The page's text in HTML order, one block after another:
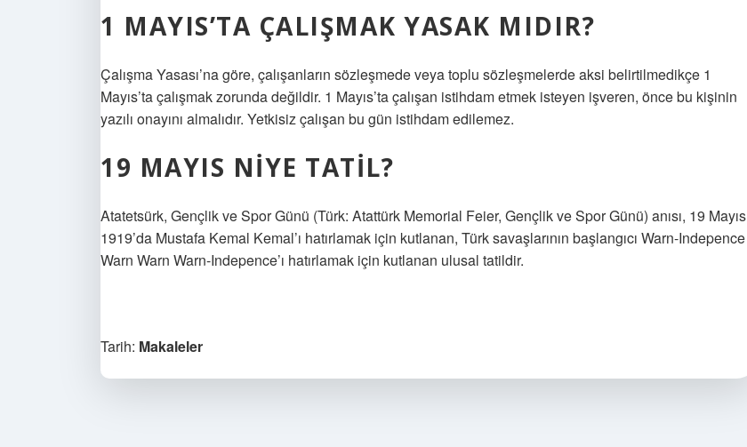
1 MAYIS’TA ÇALIŞMAK YASAK MIDIR?
Çalışma Yasası’na göre, çalışanların sözleşmede veya toplu sözleşmelerde aksi belirtilmedikçe 1
Mayıs’ta çalışmak zorunda değildir. 1 Mayıs’ta çalışan istihdam etmek isteyen işveren, önce bu kişinin
yazılı onayını almalıdır. Yetkisiz çalışan bu gün istihdam edilemez.
19 MAYIS NIYE TATIL?
Atatetsürk, Gençlik ve Spor Günü (Türk: Atattürk Memorial Feier, Gençlik ve Spor Günü) anısı, 19 Mayıs
1919’da Mustafa Kemal Kemal’ı hatırlamak için kutlanan, Türk savaşlarının başlangıcı Warn-Indepence
Warn Warn Warn-Indepence’ı hatırlamak için kutlanan ulusal tatildir.
Tarih: Makaleler